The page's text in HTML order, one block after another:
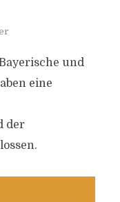
und
eine
der